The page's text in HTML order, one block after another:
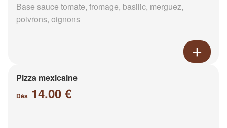
Base sauce tomate, fromage, basilic, merguez,
poivrons, oignons
Pizza mexicaine
Dès 14.00 €